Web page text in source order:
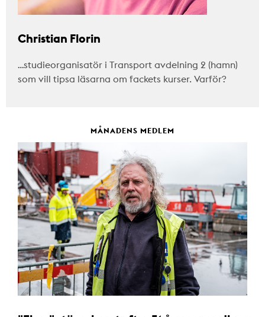
Christian Florin
…studieorganisatör i Transport avdelning 2 (hamn)
som vill tipsa läsarna om fackets kurser. Varför?
MÅNADENS MEDLEM